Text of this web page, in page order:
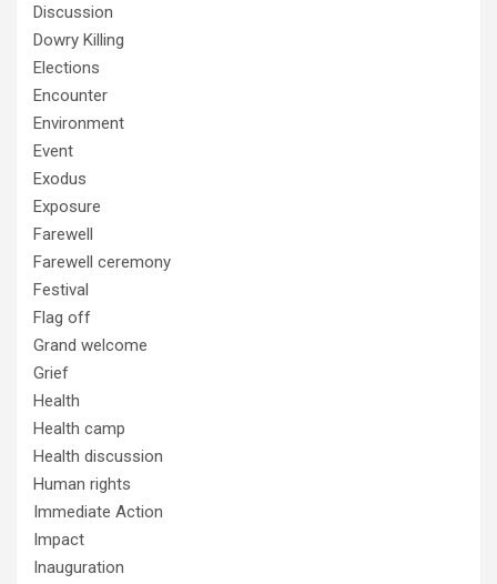
Discussion
Dowry Killing
Elections
Encounter
Environment
Event
Exodus
Exposure
Farewell
Farewell ceremony
Festival
Flag off
Grand welcome
Grief
Health
Health camp
Health discussion
Human rights
Immediate Action
Impact
Inauguration